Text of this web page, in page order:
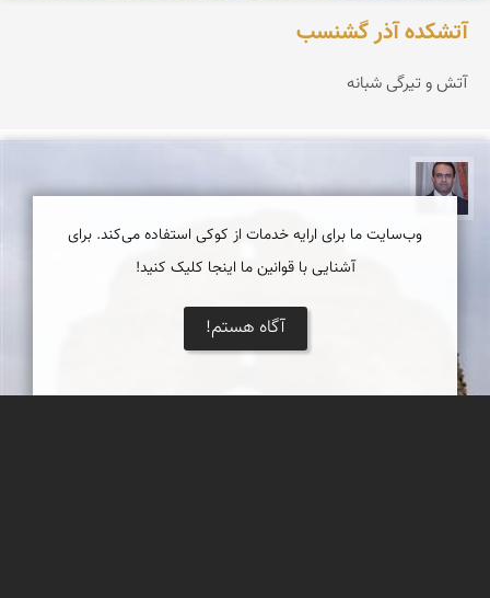
آتشكده آذر گشنسب
آتش و تیرگی شبانه
نادر چقاجردی
وب‌سایت ما برای ارایه خدمات از کوکی استفاده می‌کند. برای
آشنایی با قوانین ما اینجا کلیک کنید!
آگاه هستم!